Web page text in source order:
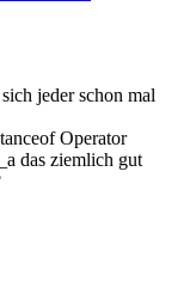
jeder schon mal
Operator
das ziemlich gut